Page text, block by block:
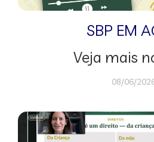
SBP EM
Veja mais
08/06/